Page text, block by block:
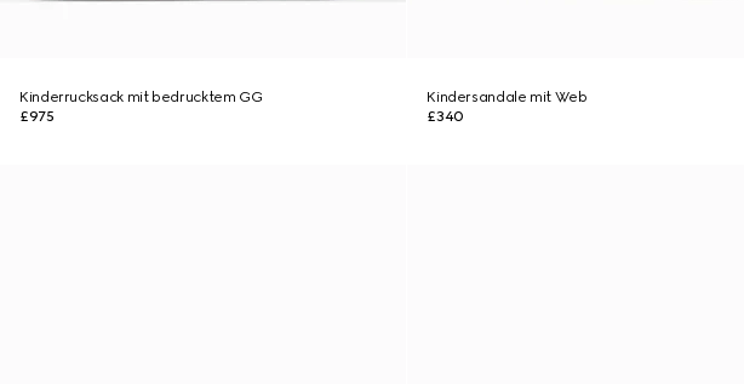
Kinderrucksack mit bedrucktem GG
£975
Kindersandale mit Web
£340